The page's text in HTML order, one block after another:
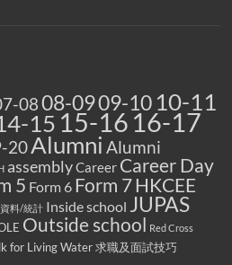
0808-0909-10 10-11
15 15-16 16-17
20Alumni Alumni
assemblyCareer Career Day
5 Form 6 Form 7HKCEE
料/統計 Inside school JUPAS
Outside school Red Cross
for Living Water 求職及面試技巧